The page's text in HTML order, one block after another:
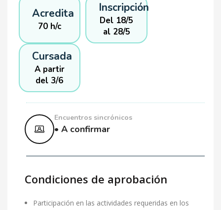
Acredita
70 h/c
Inscripción
Del 18/5
al 28/5
Cursada
A partir
del 3/6
Encuentros sincrónicos
• A confirmar
Condiciones de aprobación
Participación en las actividades requeridas en los